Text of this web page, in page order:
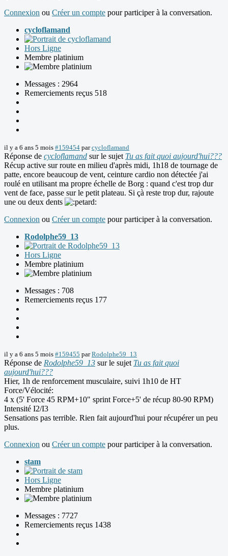
Connexion ou Créer un compte pour participer à la conversation.
cycloflamand
Hors Ligne
Membre platinium
Messages : 2964
Remerciements reçus 518
il y a 6 ans 5 mois #159454 parcycloflamand
Réponse de cycloflamand sur le sujet Tu as fait quoi aujourd'hui???
Récup active sur route en milieu d'après midi, 1h18 de tournage de
patte, encore beaucoup de vent, ceinture cardio non détectée j'ai
roulé en utilisant ma propre échelle de Borg : quand c'est trop dur
vent de face, passe sur le petit plateau. Si çà reste trop dur, rajoute
une ou deux dents
Connexion ou Créer un compte pour participer à la conversation.
Rodolphe59_13
Hors Ligne
Membre platinium
Messages : 708
Remerciements reçus 177
il y a 6 ans 5 mois #159455 parRodolphe59_13
Réponse de Rodolphe59_13 sur le sujet Tu as fait quoi
aujourd'hui???
Hier, 1h de renforcement musculaire, suivi 1h10 de HT
Force/Vélocité:
4 x (5' Force 45 RPM+10" sprint Force+5' de récup 80-90 RPM)
Intensité I2/I3
Sensations pas terrible. Rien fait aujourd'hui pour récupérer un peu
plus.
Connexion ou Créer un compte pour participer à la conversation.
stam
Hors Ligne
Membre platinium
Messages : 7727
Remerciements reçus 1438